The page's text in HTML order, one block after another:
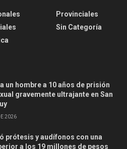
Provinciales
Sin Categoría
un hombre a 10 años de prisión
gravemente ultrajante en San
2026
prótesis y audífonos con una
a los 19 millones de pesos